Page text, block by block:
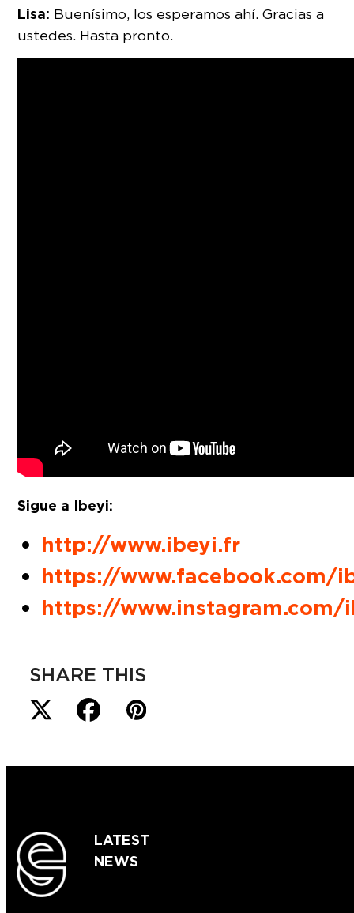
Lisa: Buenísimo, los esperamos ahí. Gracias a
ustedes. Hasta pronto.
Sigue a Ibeyi:
http://www.ibeyi.fr
https://www.facebook.com/
https://www.instagram.com/
SHARE THIS
LATEST
NEWS